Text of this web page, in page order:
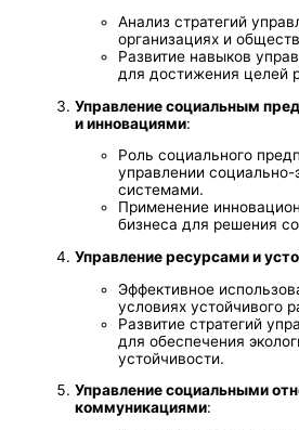
Анализ стратегий
организациях и
Развитие навыков
для достижения целей
Управление социальным
и инновациями:
Роль социального
управлении
системами.
Применение
бизнеса для решения
Управление ресурсами и
Эффективное
условиях устойчивого
Развитие стратегий
для обеспечения
устойчивости.
Управление социальными
коммуникациями: